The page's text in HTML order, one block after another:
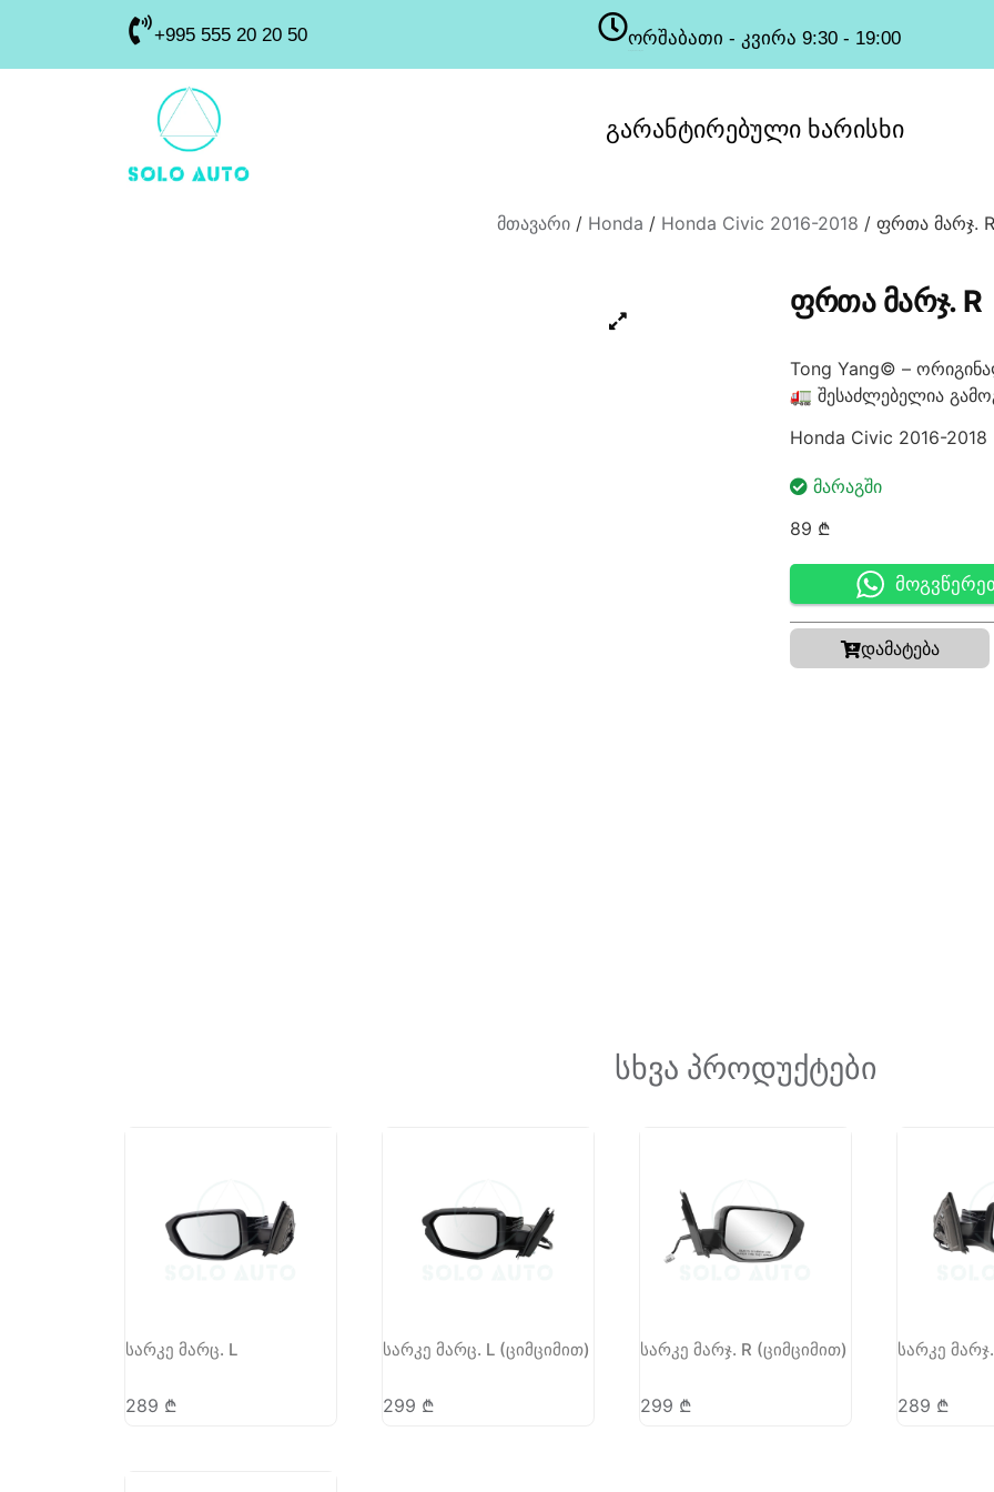
+995 555 20 20 50 ორშაბათი - კვირა 9:30 - 19:00
გარანტირებული ხარისხი
მთავარი/ Honda / Honda Civic 2016-2018 / ფრთა მარჯ. R
ᲤᲠᲗᲐ ᲛᲐᲠᲯ. R
Tong Yang© –
🚛 შესაძლებელია
Honda Civic 2016-2018
ᲛᲐᲠᲐᲒᲨᲘ
89 ₾
დამატება
სხვა პროდუქტები
სარკე მარც. L
289 ₾
სარკე მარც. L (ციმციმით)
299 ₾
სარკე მარჯ. R (ციმციმით)
299 ₾
სარკე
289 ₾